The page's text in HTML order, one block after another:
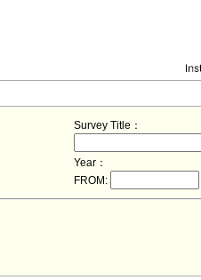
Survey Title：
Year：
FROM: